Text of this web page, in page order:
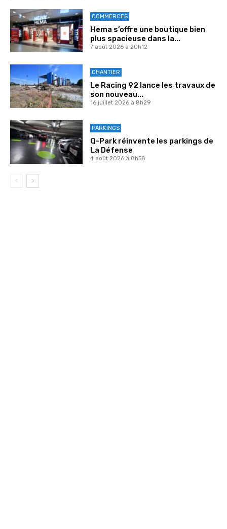
COMMERCES
Hema s’offre une boutique bien
plus spacieuse dans la...
7 août 2026 à 20h12
CHANTIER
Le Racing 92 lance les travaux de
son nouveau...
16 juillet 2026 à 8h29
PARKINGS
Q-Park réinvente les parkings de
La Défense
4 août 2026 à 8h58